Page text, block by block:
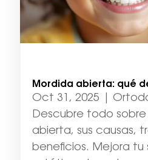
Mordida abierta: qué
Oct 31, 2025
Descubre todo
abierta, sus causas,
beneficios. Mejora tu